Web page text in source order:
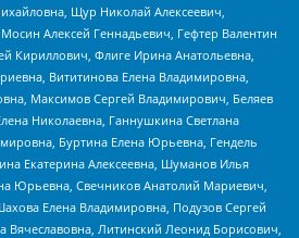
Щур Николай Алексеевич,
Алексей Геннадьевич, Гефтер Валентин
Кириллович, Флиге Ирина Анатольевна,
Вититинова Елена Владимировна,
Максимов Сергей Владимирович, Беляев
Николаевна, Ганнушкина Светлана
Буртина Елена Юрьевна, Гендель
Екатерина Алексеевна, Шуманов Илья
Юрьевна, Свечников Анатолий Мариевич,
Елена Владимировна, Подузов Сергей
Вячеславовна, Литинский Леонид Борисович,